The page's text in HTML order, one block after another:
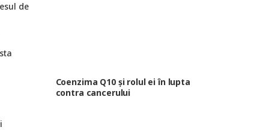
de
Coenzima Q10 și rolul ei în lupta
contra cancerului